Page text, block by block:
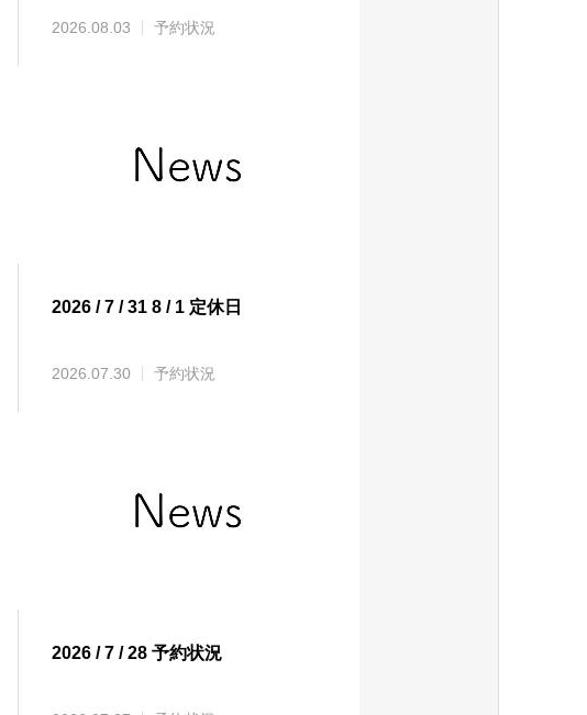
2026.08.03 予約状況
2026 / 7 / 31 8 / 1 定休日
2026.07.30 予約状況
2026 / 7 / 28 予約状況